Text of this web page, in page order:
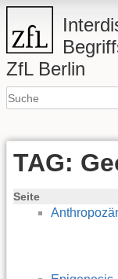
ZfL Berlin
TAG:
Seite